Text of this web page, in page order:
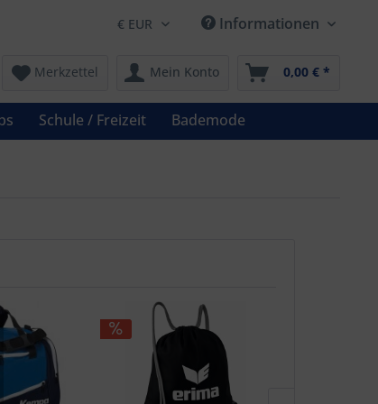
Informationen
Merkzettel Mein Konto 0,00 € *
Schule / Freizeit Bademode